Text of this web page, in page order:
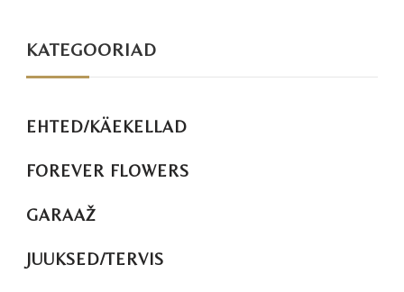
KATEGOORIAD
EHTED/KÄEKELLAD
FOREVER FLOWERS
GARAAŽ
JUUKSED/TERVIS